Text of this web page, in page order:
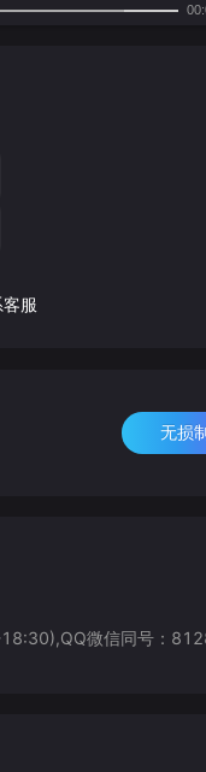
服
无损
18:30),QQ微信同号：